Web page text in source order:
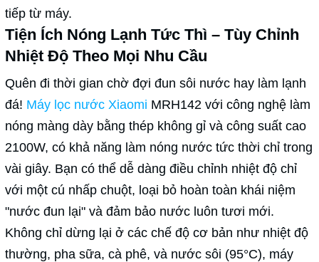
tiếp từ máy.
Tiện Ích Nóng Lạnh Tức Thì – Tùy Chỉnh
Nhiệt Độ Theo Mọi Nhu Cầu
Quên đi thời gian chờ đợi đun sôi nước hay làm lạnh
đá! Máy lọc nước Xiaomi MRH142 với công nghệ làm
nóng màng dày bằng thép không gỉ và công suất cao
2100W, có khả năng làm nóng nước tức thời chỉ trong
vài giây. Bạn có thể dễ dàng điều chỉnh nhiệt độ chỉ
với một cú nhấp chuột, loại bỏ hoàn toàn khái niệm
"nước đun lại" và đảm bảo nước luôn tươi mới.
Không chỉ dừng lại ở các chế độ cơ bản như nhiệt độ
thường, pha sữa, cà phê, và nước sôi (95°C), máy